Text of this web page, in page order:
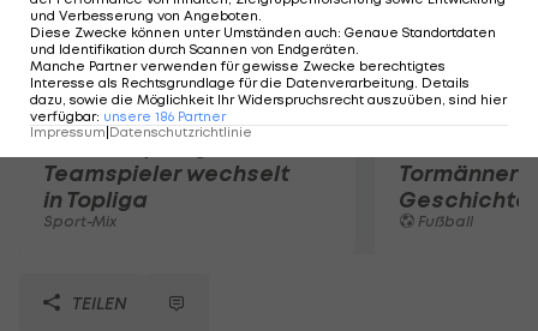
Karrieresprung! ÖVV-
Teamspieler wechselt
in Topliga
Sport-Mix
Tormänner
Geschichte
Fußball
TEILEN
und Verbesserung von Angeboten.
Diese Zwecke können unter Umständen auch: Genaue Standortdaten
und Identifikation durch Scannen von Endgeräten.
Manche Partner verwenden für gewisse Zwecke berechtigtes
Interesse als Rechtsgrundlage für die Datenverarbeitung. Details
dazu, sowie die Möglichkeit Ihr Widerspruchsrecht auszuüben, sind hier
verfügbar: unsere 186 Partner
Impressum Datenschutzrichtlinie